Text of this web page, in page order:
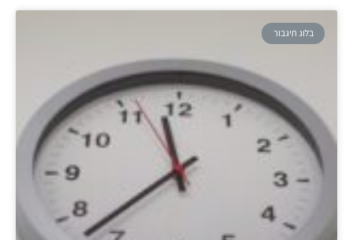
בלוג תיגבור